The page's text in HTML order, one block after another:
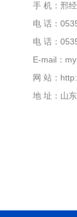
手 机：邢
电 话：
电 话：
E-mail：
网 站：
地 址：山